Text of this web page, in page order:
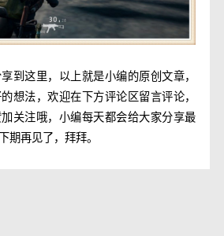
到这里，以上就是小编的原创文章，
想法，欢迎在下方评论区留言评论，
关注哦，小编每天都会给大家分享最
期再见了，拜拜。